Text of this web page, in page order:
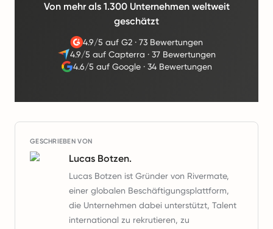
Von mehr als 1.300 Unternehmen weltweit
geschätzt
4.9/5 auf G2· 73 Bewertungen
4.9/5 auf Capterra · 37 Bewertungen
4.6/5 auf Google ·34 Bewertungen
GESCHRIEBEN VON
Lucas Botzen.
Lucas Botzen ist Gründer von Rivermate,
einer globalen Beschäftigungsplattform,
die Unternehmen dabei unterstützt, Talent
international zu rekrutieren, zu